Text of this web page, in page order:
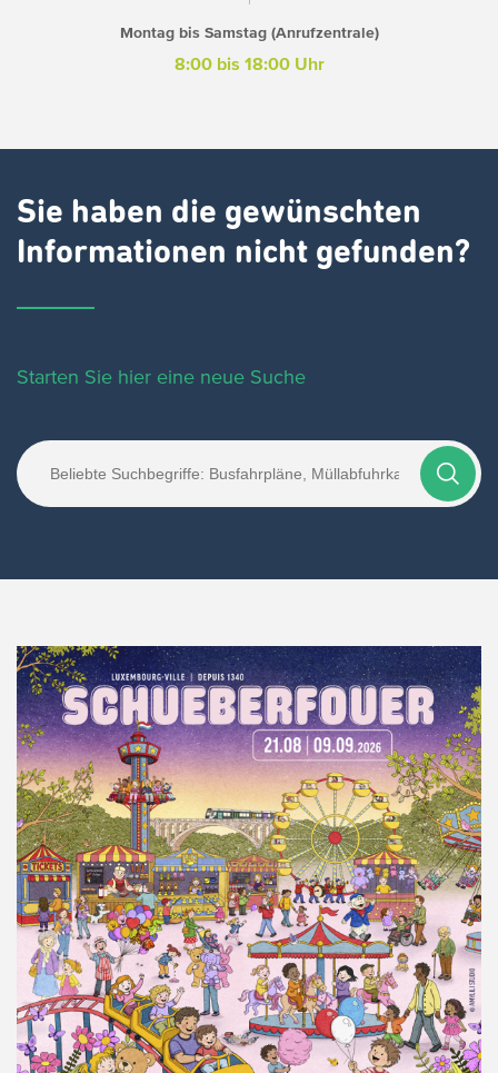
Montag bis Samstag (Anrufzentrale)
8:00 bis 18:00 Uhr
Sie haben die gewünschten
Informationen nicht gefunden?
Starten Sie hier eine neue Suche